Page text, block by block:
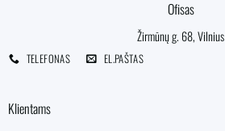
Ofisas
Žirmūnų g. 68, Vilnius
TELEFONAS EL.PAŠTAS
Klientams